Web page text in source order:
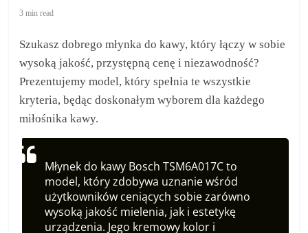
kupić.
Poznaj
co
jak
oraz
gdzie
3 min read
Szukasz dobrego młynka do kawy, który łączy w sobie
wysoką jakość, przystępną cenę i niezawodność?
Prezentujemy model, który spełnia te wszystkie
kryteria, będąc doskonałym wyborem dla każdego
miłośnika kawy.
Młynek do kawy Bosch TSM6A017C to
model, który zdobywa uznanie wśród
użytkowników ceniących sobie zarówno
wysoką jakość mielenia, jak i estetykę
urządzenia. Jego kremowy kolor i